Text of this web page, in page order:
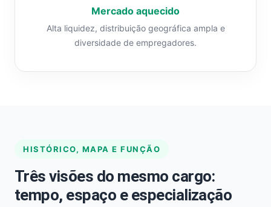
Mercado aquecido
Alta liquidez, distribuição geográfica ampla e
diversidade de empregadores.
HISTÓRICO, MAPA E FUNÇÃO
Três visões do mesmo cargo:
tempo, espaço e especialização